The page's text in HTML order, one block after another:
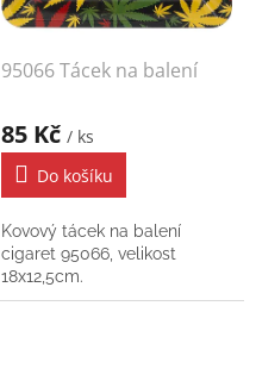
95066 Tácek na balení
85 Kč / ks
Do košíku
Kovový tácek na balení
cigaret 95066, velikost
18x12,5cm.